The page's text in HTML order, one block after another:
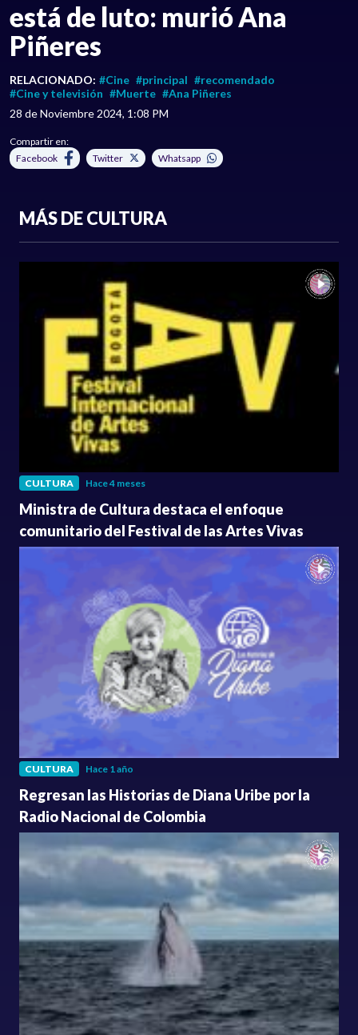
está de luto: murió Ana
Piñeres
RELACIONADO: #Cine #principal #recomendado
#Cine y televisión #Muerte #Ana Piñeres
28 de Noviembre 2024, 1:08 PM
Compartir en:
Facebook
Twitter Whatsapp
MÁS DE CULTURA
CULTURA Hace 4 meses
Ministra de Cultura destaca el enfoque
comunitario del Festival de las Artes Vivas
CULTURA Hace 1 año
Regresan las Historias de Diana Uribe por la
Radio Nacional de Colombia